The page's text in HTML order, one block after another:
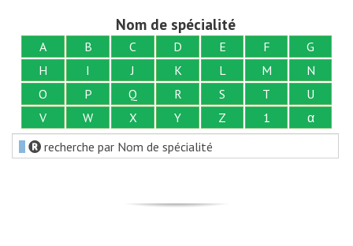
Nom de spécialité
A B C D E F
G
H
I J K L M
N
O
P Q R S T
U
V
W X Y Z 1
α
recherche par Nom de spécialité